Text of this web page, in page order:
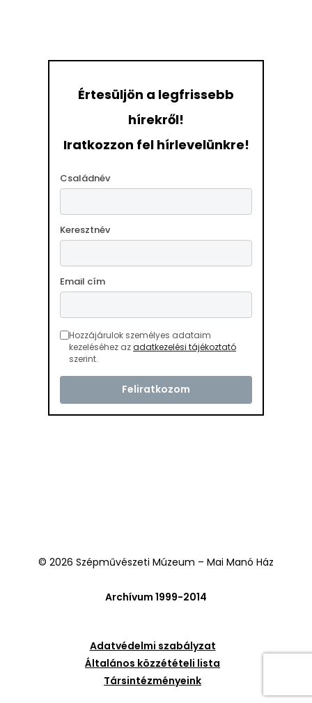
Értesüljön a legfrissebb
hírekről!
Iratkozzon fel hírlevelünkre!
Családnév
Keresztnév
Email cím
Hozzájárulok személyes adataim
kezeléséhez azadatkezelési tájékoztató
szerint.
© 2026 Szépművészeti Múzeum – Mai Manó Ház
Archívum 1999-2014
Adatvédelmi szabályzat
Általános közzétételi lista
Társintézményeink